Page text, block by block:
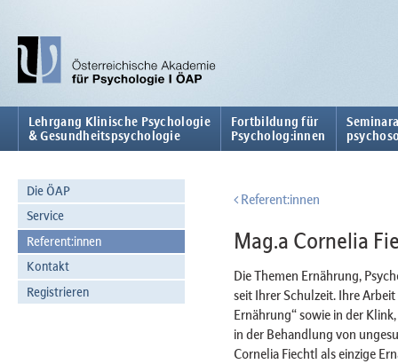
Lehrgang Klinische Psychologie
& Gesundheitspsychologie
Fortbildung für
Psycholog:innen
Die ÖAP
Service
Referent:innen
Kontakt
Registrieren
Referent:innen
Mag.a Cornelia
Die Themen Ernährung,
seit Ihrer Schulzeit. Ihre
Ernährung“ sowie in der
in der Behandlung von
Cornelia Fiechtl als einzige